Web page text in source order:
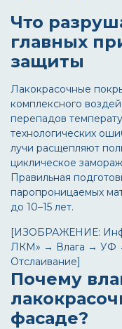
Что
главных
защиты
Лакокрасочные
комплексного
перепадов
технологических
лучи расщепляют
циклическое
Правильная
паропроницаемых
до 10–15 лет.
[ИЗОБРАЖЕНИЕ:
ЛКМ» → Влага → УФ
Отслаивание]
Почему
фасаде?